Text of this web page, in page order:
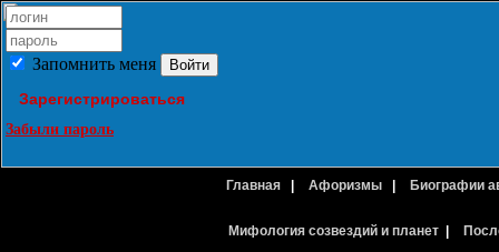
Запомнить меня
Зарегистрироваться
Забыли пароль
Главная Афоризмы Биографии
Мифология созвездий и планет|